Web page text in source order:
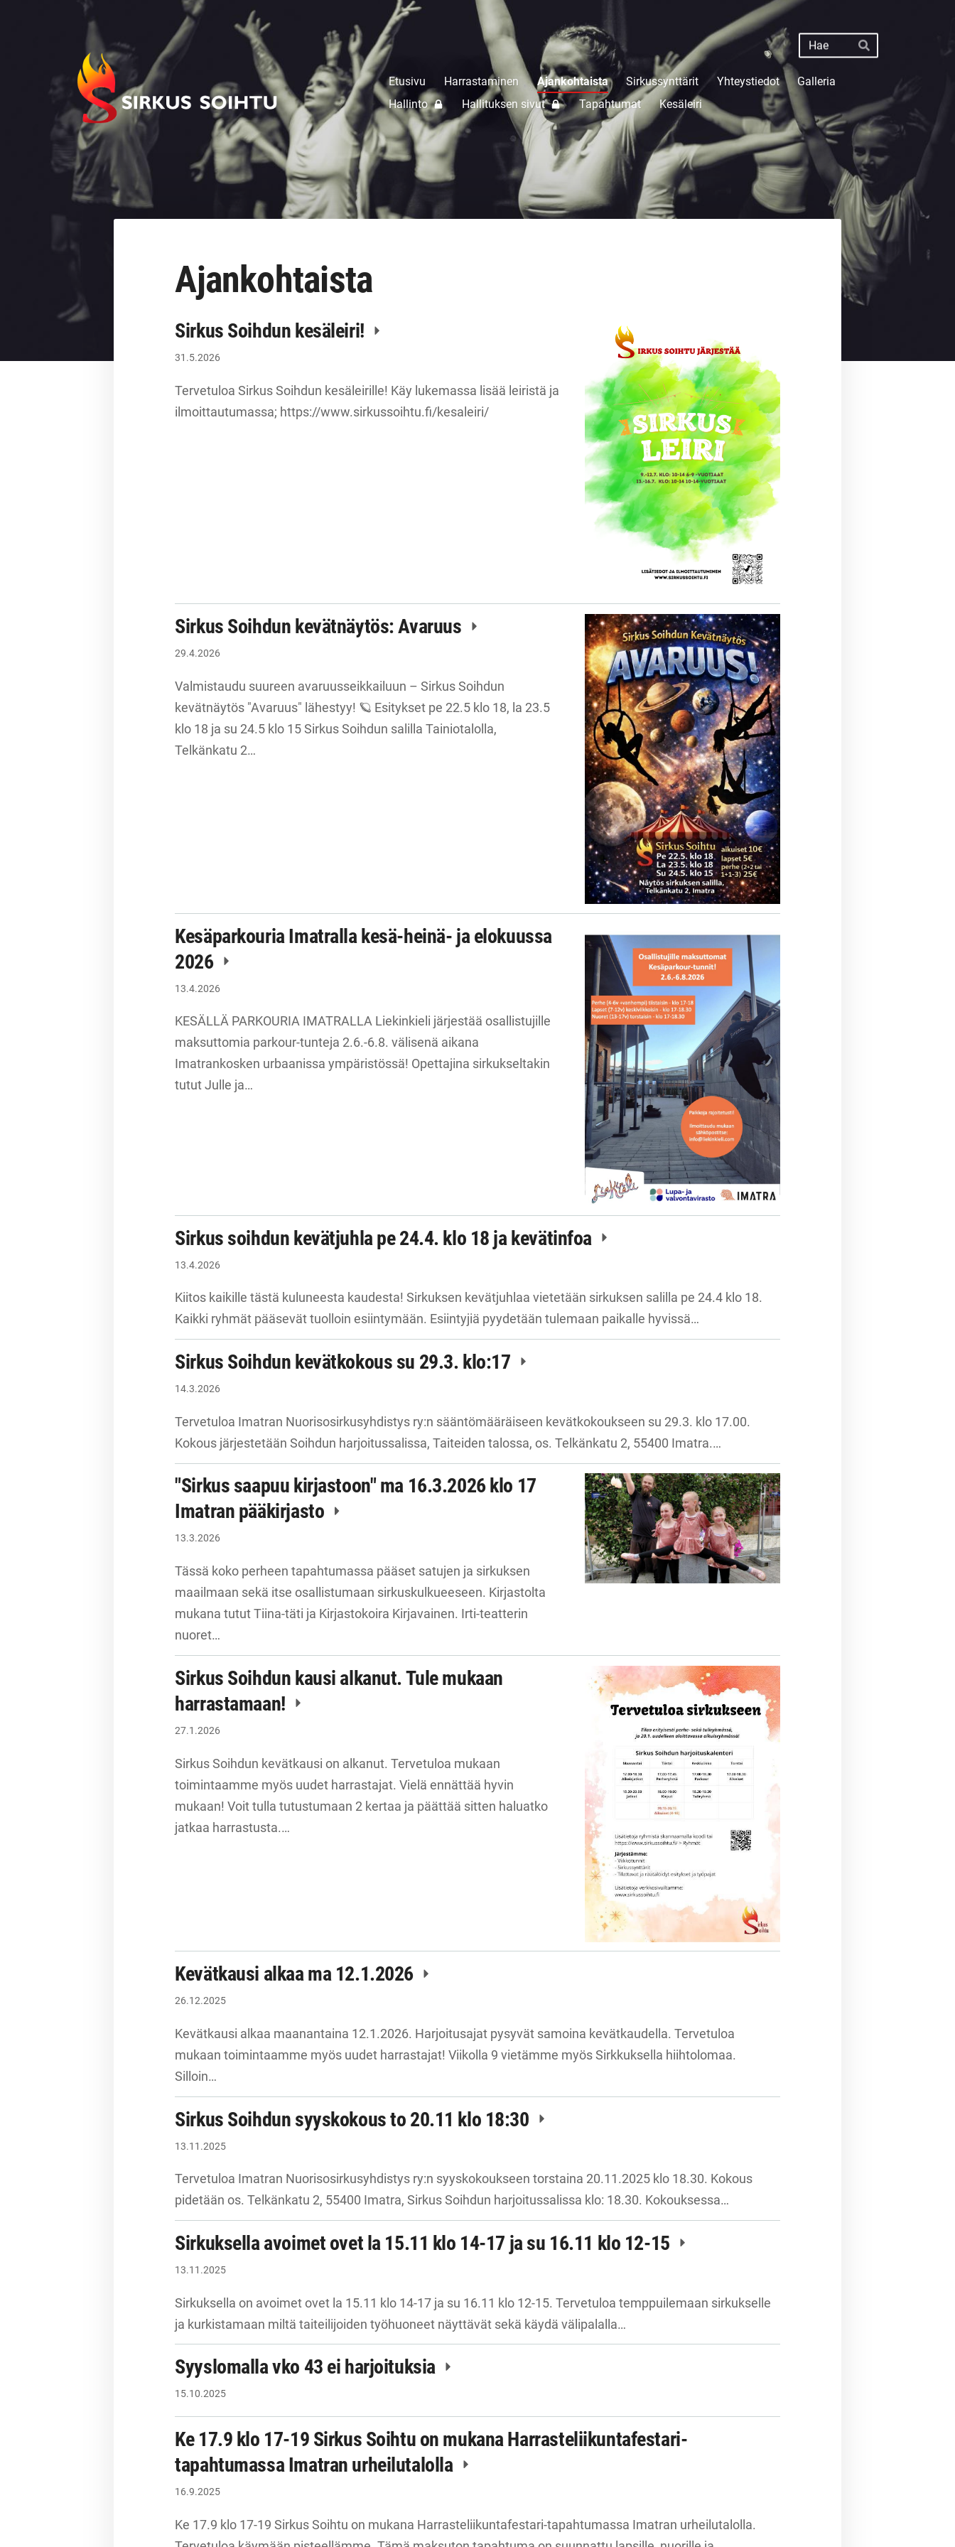
Hae
Imatran Nuorisosirkusyhdistys ry
Etusivu Harrastaminen Ajankohtaista Sirkussynttärit Yhteystiedot
Galleria
Hallinto
Hallituksen sivut Tapahtumat Kesäleiri
Ajankohtaista
Sirkus Soihdun kesäleiri!
31.5.2026
Tervetuloa Sirkus Soihdun kesäleirille! Käy lukemassa lisää leiristä ja
ilmoittautumassa; https://www.sirkussoihtu.fi/kesaleiri/
Sirkus Soihdun kevätnäytös: Avaruus
29.4.2026
Valmistaudu suureen avaruusseikkailuun – Sirkus Soihdun
kevätnäytös "Avaruus" lähestyy! 🪐 Esitykset pe 22.5 klo 18, la 23.5
klo 18 ja su 24.5 klo 15 Sirkus Soihdun salilla Tainiotalolla,
Telkänkatu 2…
Kesäparkouria Imatralla kesä-heinä- ja elokuussa
2026
13.4.2026
KESÄLLÄ PARKOURIA IMATRALLA Liekinkieli järjestää osallistujille
maksuttomia parkour-tunteja 2.6.-6.8. välisenä aikana
Imatrankosken urbaanissa ympäristössä! Opettajina sirkukseltakin
tutut Julle ja…
Sirkus soihdun kevätjuhla pe 24.4. klo 18 ja kevätinfoa
13.4.2026
Kiitos kaikille tästä kuluneesta kaudesta! Sirkuksen kevätjuhlaa vietetään sirkuksen salilla pe 24.4 klo 18.
Kaikki ryhmät pääsevät tuolloin esiintymään. Esiintyjiä pyydetään tulemaan paikalle hyvissä…
Sirkus Soihdun kevätkokous su 29.3. klo:17
14.3.2026
Tervetuloa Imatran Nuorisosirkusyhdistys ry:n sääntömääräiseen kevätkokoukseen su 29.3. klo 17.00.
Kokous järjestetään Soihdun harjoitussalissa, Taiteiden talossa, os. Telkänkatu 2, 55400 Imatra.…
"Sirkus saapuu kirjastoon" ma 16.3.2026 klo 17
Imatran pääkirjasto
13.3.2026
Tässä koko perheen tapahtumassa pääset satujen ja sirkuksen
maailmaan sekä itse osallistumaan sirkuskulkueeseen. Kirjastolta
mukana tutut Tiina-täti ja Kirjastokoira Kirjavainen. Irti-teatterin
nuoret…
Sirkus Soihdun kausi alkanut. Tule mukaan
harrastamaan!
27.1.2026
Sirkus Soihdun kevätkausi on alkanut. Tervetuloa mukaan
toimintaamme myös uudet harrastajat. Vielä ennättää hyvin
mukaan! Voit tulla tutustumaan 2 kertaa ja päättää sitten haluatko
jatkaa harrastusta.…
Kevätkausi alkaa ma 12.1.2026
26.12.2025
Kevätkausi alkaa maanantaina 12.1.2026. Harjoitusajat pysyvät samoina kevätkaudella. Tervetuloa
mukaan toimintaamme myös uudet harrastajat! Viikolla 9 vietämme myös Sirkkuksella hiihtolomaa.
Silloin…
Sirkus Soihdun syyskokous to 20.11 klo 18:30
13.11.2025
Tervetuloa Imatran Nuorisosirkusyhdistys ry:n syyskokoukseen torstaina 20.11.2025 klo 18.30. Kokous
pidetään os. Telkänkatu 2, 55400 Imatra, Sirkus Soihdun harjoitussalissa klo: 18.30. Kokouksessa…
Sirkuksella avoimet ovet la 15.11 klo 14-17 ja su 16.11 klo 12-15
13.11.2025
Sirkuksella on avoimet ovet la 15.11 klo 14-17 ja su 16.11 klo 12-15. Tervetuloa temppuilemaan sirkukselle
ja kurkistamaan miltä taiteilijoiden työhuoneet näyttävät sekä käydä välipalalla…
Syyslomalla vko 43 ei harjoituksia
15.10.2025
Ke 17.9 klo 17-19 Sirkus Soihtu on mukana Harrasteliikuntafestari-
tapahtumassa Imatran urheilutalolla
16.9.2025
Ke 17.9 klo 17-19 Sirkus Soihtu on mukana Harrasteliikuntafestari-tapahtumassa Imatran urheilutalolla.